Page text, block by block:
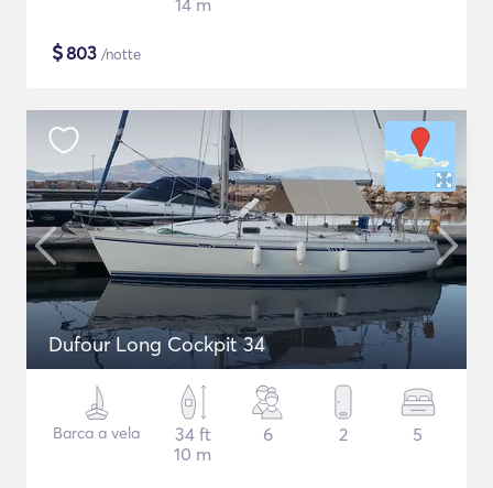
14 m
$803 /notte
Dufour Long Cockpit 34
Barca a vela
34 ft
10 m
6 2 5